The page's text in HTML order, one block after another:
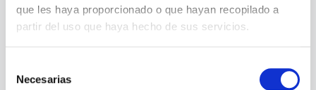
que les haya proporcionado o que hayan recopilado a
partir del uso que haya hecho de sus servicios.
Necesarias